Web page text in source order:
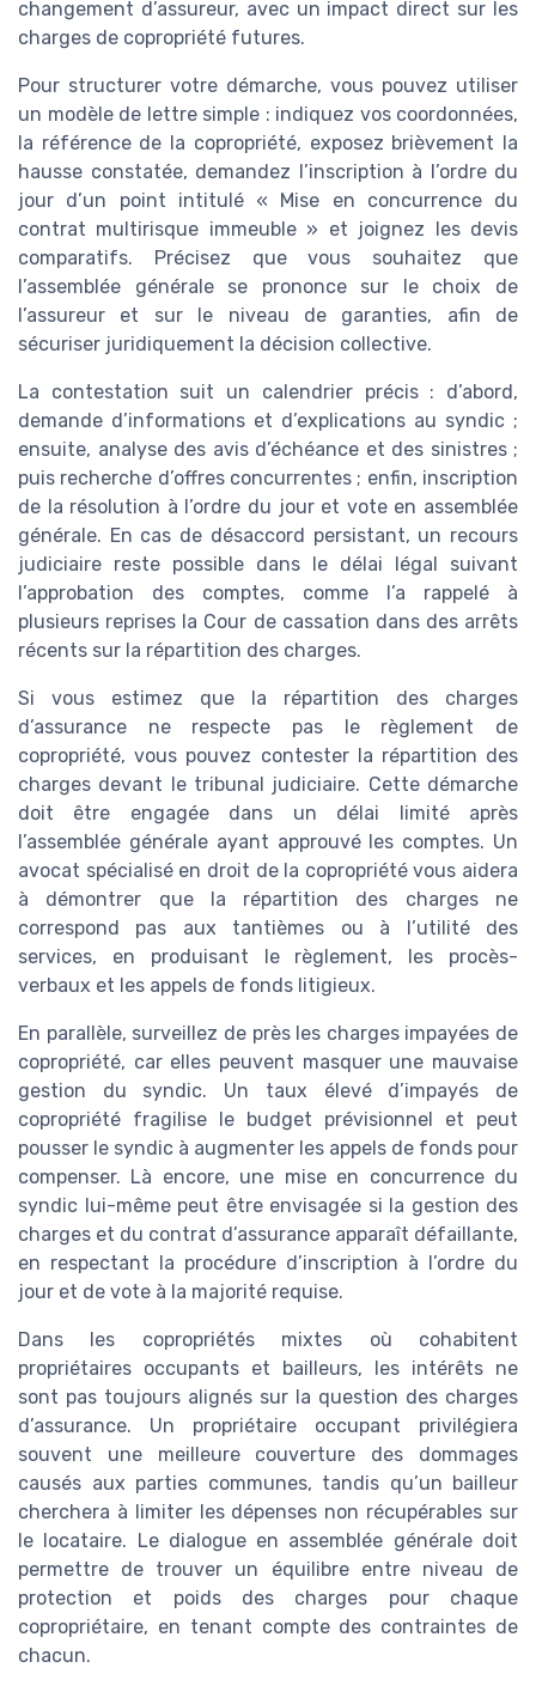
changement d’assureur, avec un impact direct sur les
charges de copropriété futures.
Pour structurer votre démarche, vous pouvez utiliser
un modèle de lettre simple : indiquez vos coordonnées,
la référence de la copropriété, exposez brièvement la
hausse constatée, demandez l’inscription à l’ordre du
jour d’un point intitulé « Mise en concurrence du
contrat multirisque immeuble » et joignez les devis
comparatifs. Précisez que vous souhaitez que
l’assemblée générale se prononce sur le choix de
l’assureur et sur le niveau de garanties, afin de
sécuriser juridiquement la décision collective.
La contestation suit un calendrier précis : d’abord,
demande d’informations et d’explications au syndic ;
ensuite, analyse des avis d’échéance et des sinistres ;
puis recherche d’offres concurrentes ; enfin, inscription
de la résolution à l’ordre du jour et vote en assemblée
générale. En cas de désaccord persistant, un recours
judiciaire reste possible dans le délai légal suivant
l’approbation des comptes, comme l’a rappelé à
plusieurs reprises la Cour de cassation dans des arrêts
récents sur la répartition des charges.
Si vous estimez que la répartition des charges
d’assurance ne respecte pas le règlement de
copropriété, vous pouvez contester la répartition des
charges devant le tribunal judiciaire. Cette démarche
doit être engagée dans un délai limité après
l’assemblée générale ayant approuvé les comptes. Un
avocat spécialisé en droit de la copropriété vous aidera
à démontrer que la répartition des charges ne
correspond pas aux tantièmes ou à l’utilité des
services, en produisant le règlement, les procès-
verbaux et les appels de fonds litigieux.
En parallèle, surveillez de près les charges impayées de
copropriété, car elles peuvent masquer une mauvaise
gestion du syndic. Un taux élevé d’impayés de
copropriété fragilise le budget prévisionnel et peut
pousser le syndic à augmenter les appels de fonds pour
compenser. Là encore, une mise en concurrence du
syndic lui-même peut être envisagée si la gestion des
charges et du contrat d’assurance apparaît défaillante,
en respectant la procédure d’inscription à l’ordre du
jour et de vote à la majorité requise.
Dans les copropriétés mixtes où cohabitent
propriétaires occupants et bailleurs, les intérêts ne
sont pas toujours alignés sur la question des charges
d’assurance. Un propriétaire occupant privilégiera
souvent une meilleure couverture des dommages
causés aux parties communes, tandis qu’un bailleur
cherchera à limiter les dépenses non récupérables sur
le locataire. Le dialogue en assemblée générale doit
permettre de trouver un équilibre entre niveau de
protection et poids des charges pour chaque
copropriétaire, en tenant compte des contraintes de
chacun.